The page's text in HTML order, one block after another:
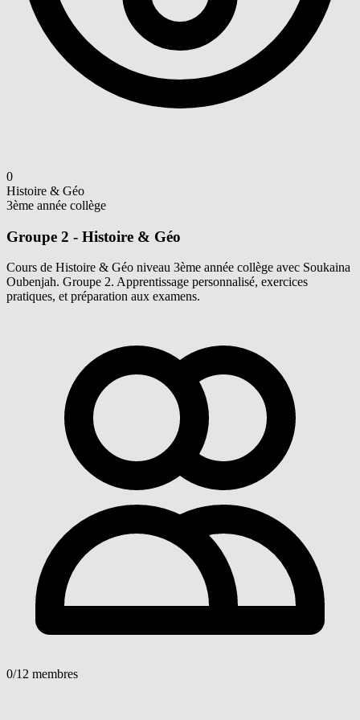
0
Histoire & Géo
3ème année collège
Groupe 2 - Histoire & Géo
Cours de Histoire & Géo niveau 3ème année collège avec Soukaina
Oubenjah. Groupe 2. Apprentissage personnalisé, exercices
pratiques, et préparation aux examens.
0/12 membres